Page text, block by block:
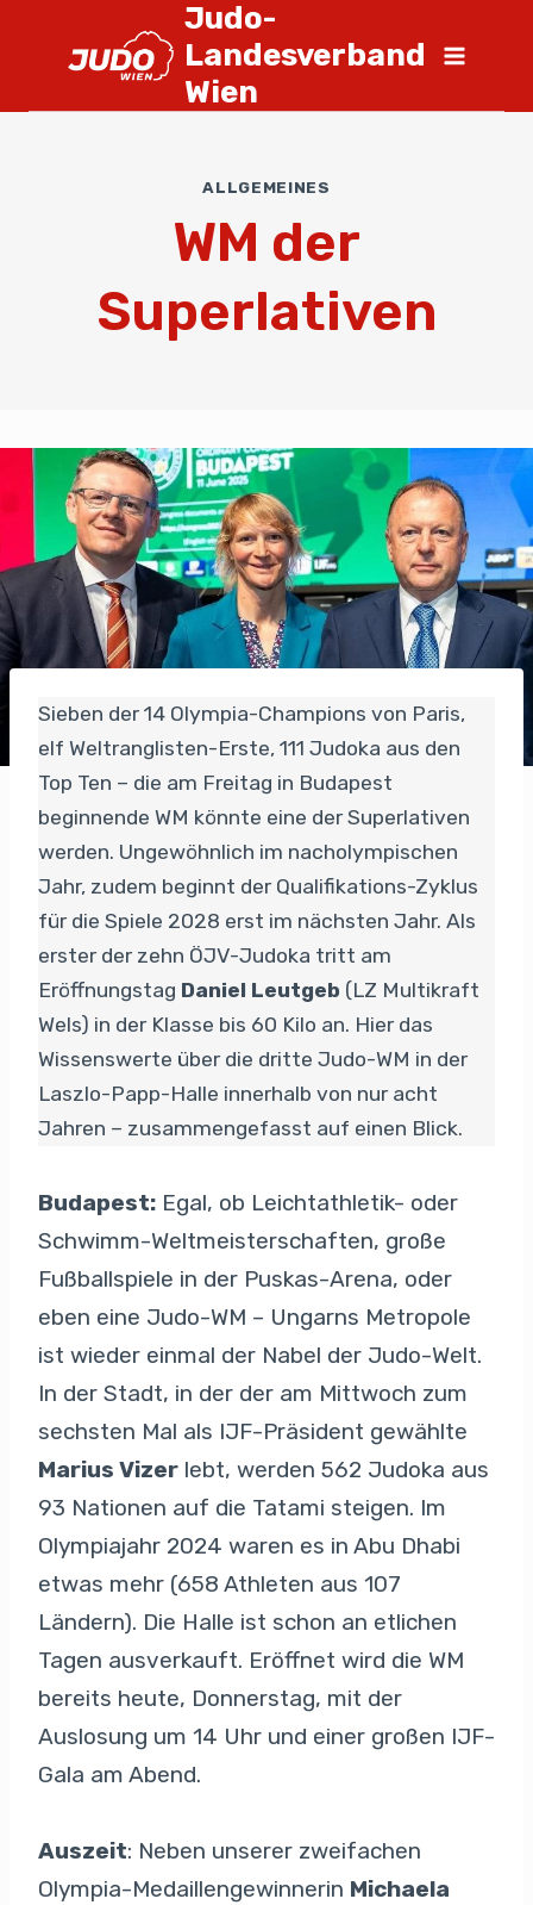
Judo-
Landesverband
Wien
ALLGEMEINES
WM der
Superlativen
Sieben der 14 Olympia-Champions von Paris,
elf Weltranglisten-Erste, 111 Judoka aus den
Top Ten – die am Freitag in Budapest
beginnende WM könnte eine der Superlativen
werden. Ungewöhnlich im nacholympischen
Jahr, zudem beginnt der Qualifikations-Zyklus
für die Spiele 2028 erst im nächsten Jahr. Als
erster der zehn ÖJV-Judoka tritt am
Eröffnungstag Daniel Leutgeb (LZ Multikraft
Wels) in der Klasse bis 60 Kilo an. Hier das
Wissenswerte über die dritte Judo-WM in der
Laszlo-Papp-Halle innerhalb von nur acht
Jahren – zusammengefasst auf einen Blick.
Budapest: Egal, ob Leichtathletik- oder
Schwimm-Weltmeisterschaften, große
Fußballspiele in der Puskas-Arena, oder
eben eine Judo-WM – Ungarns Metropole
ist wieder einmal der Nabel der Judo-Welt.
In der Stadt, in der der am Mittwoch zum
sechsten Mal als IJF-Präsident gewählte
Marius Vizer lebt, werden 562 Judoka aus
93 Nationen auf die Tatami steigen. Im
Olympiajahr 2024 waren es in Abu Dhabi
etwas mehr (658 Athleten aus 107
Ländern). Die Halle ist schon an etlichen
Tagen ausverkauft. Eröffnet wird die WM
bereits heute, Donnerstag, mit der
Auslosung um 14 Uhr und einer großen IJF-
Gala am Abend.
Auszeit: Neben unserer zweifachen
Olympia-Medaillengewinnerin Michaela